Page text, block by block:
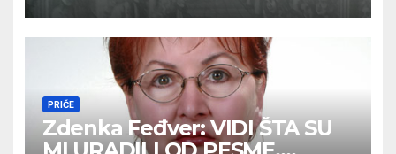
PRIČE
Zdenka Feđver: VIDI ŠTA SU